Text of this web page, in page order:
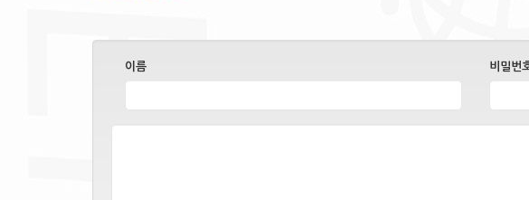
이름 비밀번